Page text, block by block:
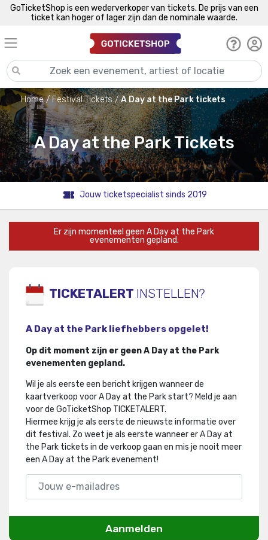
GoTicketShop is een wederverkoper van tickets. De prijs van een
ticket kan hoger of lager zijn dan de nominale waarde.
Home Festival Tickets A Day at the Park tickets
A Day at the Park Tickets
Jouw ticketspecialist sinds 2019
Er zijn momenteel geen A Day at the Park
evenementen gepland.
TICKETALERT INSTELLEN?
A Day at the Park liefhebbers opgelet!
Op dit moment zijn er geen A Day at the Park
evenementen gepland.
Wil je als eerste een bericht krijgen wanneer de
kaartverkoop voor A Day at the Park start? Meld je aan
voor de GoTicketShop TICKETALERT.
Hiermee krijg je als eerste de nieuwste informatie over
dit festival . Zo weet je als eerste wanneer er A Day at
the Park tickets in de verkoop gaan en mis je nooit meer
een A Day at the Park evenement!
Aanmelden